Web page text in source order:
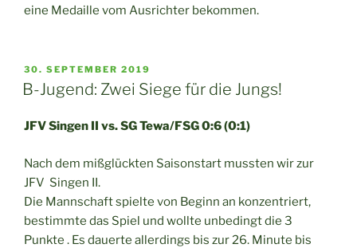
eine Medaille vom Ausrichter bekommen.
VERÖFFENTLICHT
AM
30. SEPTEMBER 2019
B-Jugend: Zwei Siege für die Jungs!
JFV Singen II vs. SG Tewa/FSG 0:6 (0:1)
Nach dem mißglückten Saisonstart mussten wir zur
JFV Singen II.
Die Mannschaft spielte von Beginn an konzentriert,
bestimmte das Spiel und wollte unbedingt die 3
Punkte . Es dauerte allerdings bis zur 26. Minute bis